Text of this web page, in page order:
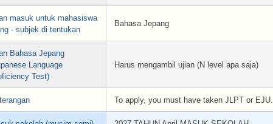
masuk untuk mahasiswa
- subjek di tentukan
Bahasa Jepang
Bahasa Jepang
Language
Test)
Harus mengambil ujian (N level apa saja)
To apply, you must have taken JLPT or EJU.